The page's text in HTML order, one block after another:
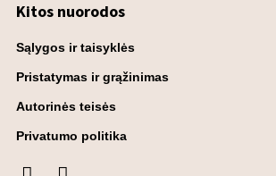
Kitos nuorodos
Sąlygos ir taisyklės
Pristatymas ir grąžinimas
Autorinės teisės
Privatumo politika